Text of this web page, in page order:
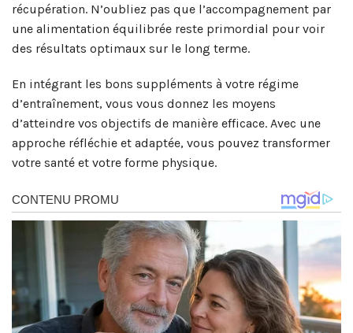
récupération. N’oubliez pas que l’accompagnement par
une alimentation équilibrée reste primordial pour voir
des résultats optimaux sur le long terme.
En intégrant les bons suppléments à votre régime
d’entraînement, vous vous donnez les moyens
d’atteindre vos objectifs de manière efficace. Avec une
approche réfléchie et adaptée, vous pouvez transformer
votre santé et votre forme physique.